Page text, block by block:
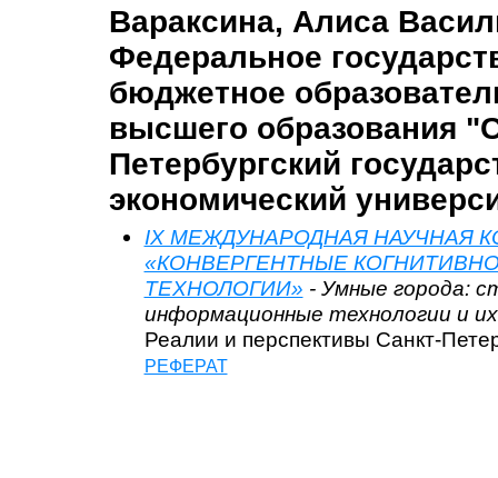
Вараксина, Алиса
Федеральное
бюджетное
высшего образования
Петербургский
экономический
IX МЕЖДУНАРОДНАЯ НАУЧНАЯ
«КОНВЕРГЕНТНЫЕ
ТЕХНОЛОГИИ» - Умные города:
информационные технологии и
Реалии и перспективы Санкт-
РЕФЕРАТ